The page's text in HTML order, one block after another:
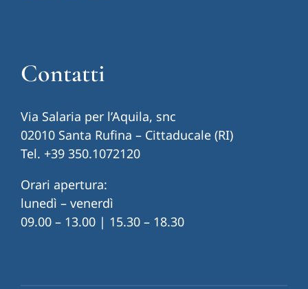
Contatti
Via Salaria per l’Aquila, snc
02010 Santa Rufina – Cittaducale (RI)
Tel. +39 350.1072120
Orari apertura:
lunedì – venerdì
09.00 – 13.00 | 15.30 – 18.30